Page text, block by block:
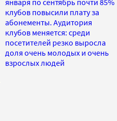
клубов повысили плату за
абонементы. Аудитория
клубов меняется: среди
посетителей резко выросла
доля очень молодых и очень
взрослых людей